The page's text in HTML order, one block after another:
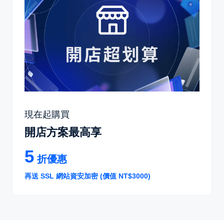
現在起購買
開店方案最高享
5 折優惠
再送 SSL 網站資安加密 (價值 NT$3000)